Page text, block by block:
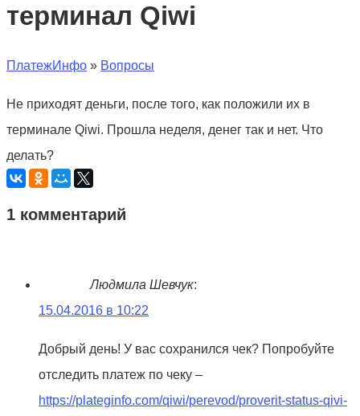
терминал Qiwi
ПлатежИнфо » Вопросы
Не приходят деньги, после того, как положили их в
терминале Qiwi. Прошла неделя, денег так и нет. Что
делать?
1 комментарий
Людмила Шевчук:
15.04.2016 в 10:22
Добрый день! У вас сохранился чек? Попробуйте
отследить платеж по чеку –
https://plateginfo.com/qiwi/perevod/proverit-status-qivi-